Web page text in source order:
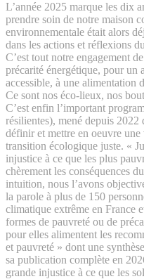
L’année 2025 marque les dix
prendre soin de notre maison
environnementale était alors
dans les actions et réflexions
C’est tout notre engagement
précarité énergétique, pour un
accessible, à une alimentation
Ce sont nos éco-lieux, nos
C’est enfin l’important
résilientes), mené depuis
définir et mettre en oeuvre
transition écologique juste. «
injustice à ce que les plus
chèrement les conséquences
intuition, nous l’avons
la parole à plus de 150
climatique extrême en France
formes de pauvreté ou de
pour elles alimentent les
et pauvreté » dont une
sa publication complète en
grande injustice à ce que les